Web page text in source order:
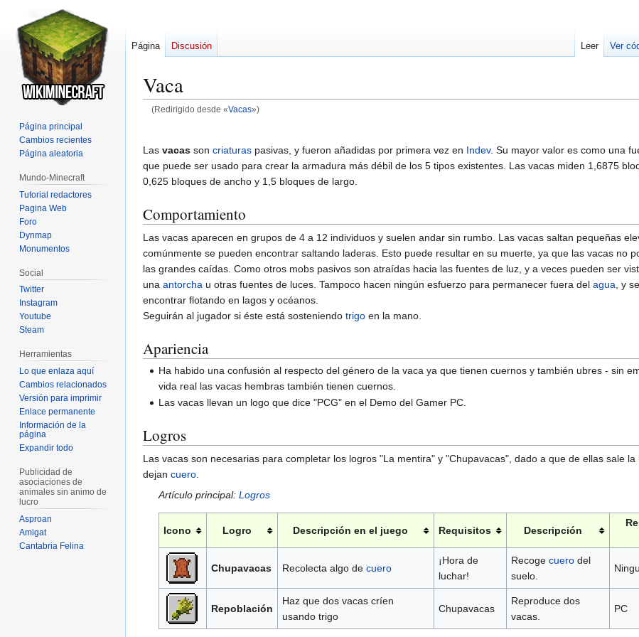
Vaca
(Redirigido desde «Vacas»)
a
la
navegación
a
la
búsqueda
Las vacas son criaturas pasivas, y fueron añadidas por primera vez en Indev. Su mayor valor es como una
que puede ser usado para crear la armadura más débil de los 5 tipos existentes. Las vacas miden 1,6875
0,625 bloques de ancho y 1,5 bloques de largo.
Comportamiento
Las vacas aparecen en grupos de 4 a 12 individuos y suelen andar sin rumbo. Las vacas saltan pequeñas
comúnmente se pueden encontrar saltando laderas. Esto puede resultar en su muerte, ya que las vacas no
las grandes caídas. Como otros mobs pasivos son atraídas hacia las fuentes de luz, y a veces pueden ser
una antorcha u otras fuentes de luces. Tampoco hacen ningún esfuerzo para permanecer fuera del agua , y
encontrar flotando en lagos y océanos.
Seguirán al jugador si éste está sosteniendo trigo en la mano.
Apariencia
Ha habido una confusión al respecto del género de la vaca ya que tienen cuernos y también ubres - sin
vida real las vacas hembras también tienen cuernos.
Las vacas llevan un logo que dice "PCG" en el Demo del Gamer PC.
Logros
Las vacas son necesarias para completar los logros "La mentira" y "Chupavacas", dado a que de ellas sale la
dejan cuero.
Artículo principal:Logros
Icono Logro Descripción en el juego Requisitos Descripción
Chupavacas Recolecta algo de cuero
¡Hora de
luchar!
Recoge cuerodel
suelo.
Repoblación
Haz que dos vacas críen
usando trigo
Chupavacas
Reproduce dos
vacas.
PC
Página Discusión Leer Ver
Página principal
Cambios recientes
Página aleatoria
Mundo-Minecraft
Tutorial redactores
Pagina Web
Foro
Dynmap
Monumentos
Social
Twitter
Instagram
Youtube
Steam
Herramientas
Lo que enlaza aquí
Cambios relacionados
Versión para imprimir
Enlace permanente
Información de la
página
Expandir todo
Publicidad de
asociaciones de
animales sin animo de
lucro
Asproan
Amigat
Cantabria Felina